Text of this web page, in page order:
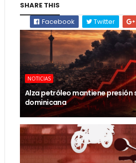
SHARE THIS
Facebook
Twitter
NOTICIAS
Alza petróleo mantiene presión
dominicana